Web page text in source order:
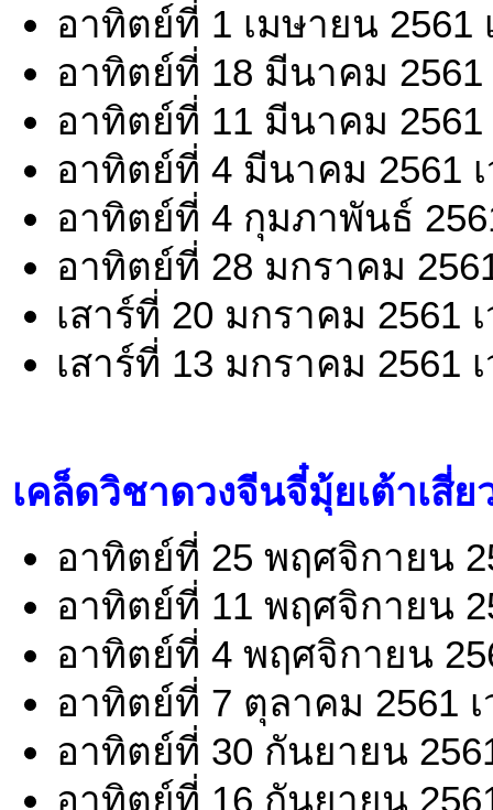
อาทิตย์ที่ 1 เมษายน 2561
อาทิตย์ที่ 18 มีนาคม 2561
อาทิตย์ที่ 11 มีนาคม 2561
อาทิตย์ที่ 4 มีนาคม 2561
อาทิตย์ที่ 4 กุมภาพันธ์
อาทิตย์ที่ 28 มกราคม
เสาร์ที่ 20 มกราคม 2561
เสาร์ที่ 13 มกราคม 2561
เคล็ดวิชาดวงจีนจี๋มุ้ยเต้าเสี่ย
อาทิตย์ที่ 25 พฤศจิกายน
อาทิตย์ที่ 11 พฤศจิกายน
อาทิตย์ที่ 4 พฤศจิกายน
อาทิตย์ที่ 7 ตุลาคม 2561
อาทิตย์ที่ 30 กันยายน
อาทิตย์ที่ 16 กันยายน